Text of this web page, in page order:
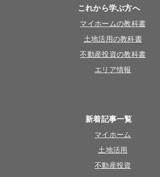
これから学ぶ方へ
マイホームの教科書
土地活用の教科書
不動産投資の教科書
エリア情報
新着記事一覧
マイホーム
土地活用
不動産投資